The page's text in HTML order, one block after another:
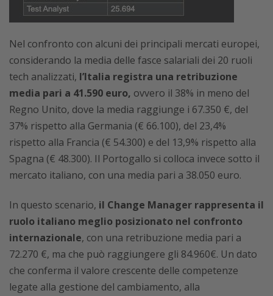
Nel confronto con alcuni dei principali mercati europei,
considerando la media delle fasce salariali dei 20 ruoli
tech analizzati, l’Italia registra una retribuzione
media pari a 41.590 euro, ovvero il 38% in meno del
Regno Unito, dove la media raggiunge i 67.350 €, del
37% rispetto alla Germania (€ 66.100), del 23,4%
rispetto alla Francia (€ 54.300) e del 13,9% rispetto alla
Spagna (€ 48.300). Il Portogallo si colloca invece sotto il
mercato italiano, con una media pari a 38.050 euro.
In questo scenario, il Change Manager rappresenta il
ruolo italiano meglio posizionato nel confronto
internazionale, con una retribuzione media pari a
72.270 €, ma che può raggiungere gli 84.960€. Un dato
che conferma il valore crescente delle competenze
legate alla gestione del cambiamento, alla